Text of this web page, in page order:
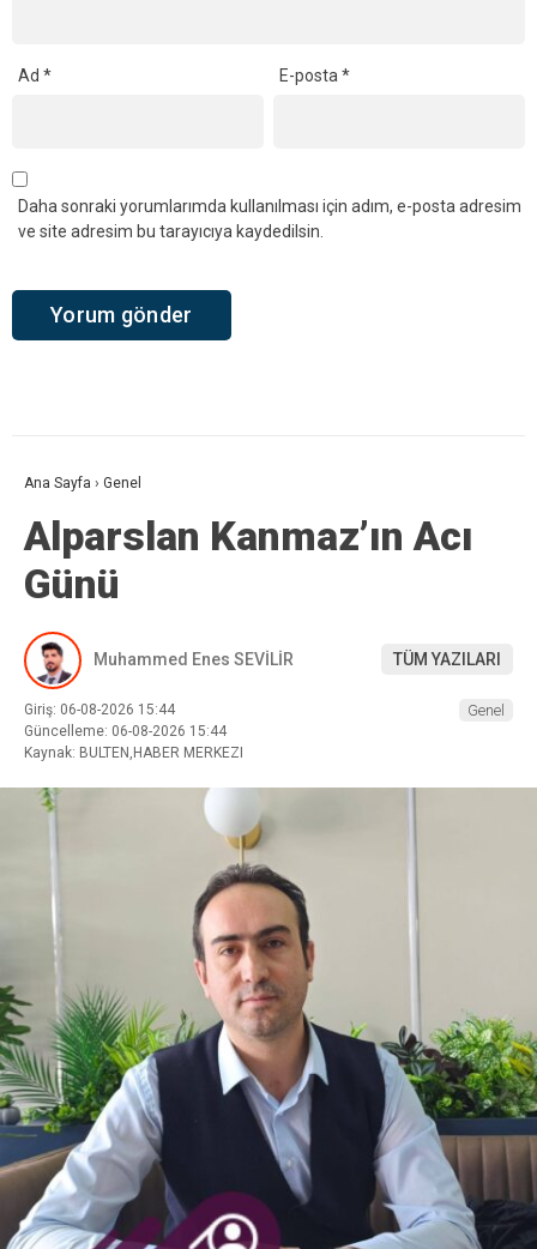
Ad * E-posta*
Daha sonraki yorumlarımda kullanılması için adım, e-posta adresim
ve site adresim bu tarayıcıya kaydedilsin.
Ana Sayfa › Genel
Alparslan Kanmaz’ın Acı
Günü
Muhammed Enes SEVİLİR TÜM YAZILARI
Giriş: 06-08-2026 15:44
Güncelleme: 06-08-2026 15:44
Kaynak: BULTEN,HABER MERKEZI
Genel